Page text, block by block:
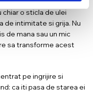
o sticla de ulei
de intimitate si grija. Nu
de mana sau un mic
sa transforme acest
pe ingrijire si
ca iti pasa de starea ei